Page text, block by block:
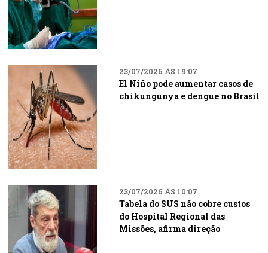
23/07/2026 ÀS 19:07
El Niño pode aumentar casos de
chikungunya e dengue no Brasil
23/07/2026 ÀS 10:07
Tabela do SUS não cobre custos
do Hospital Regional das
Missões, afirma direção